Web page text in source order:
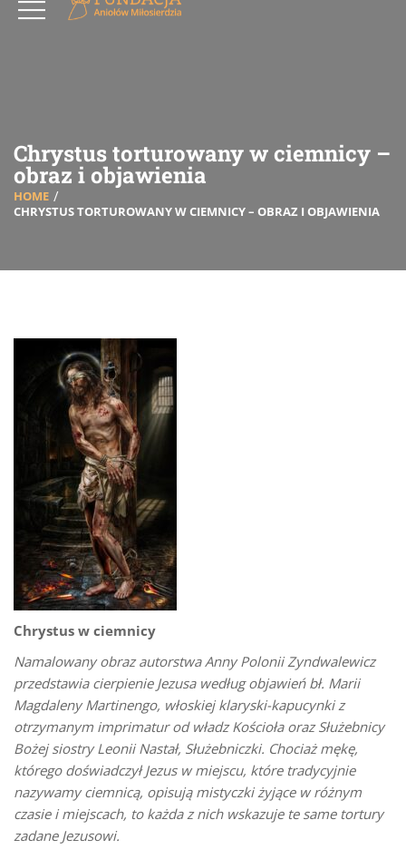
Chrystus torturowany w ciemnicy –
obraz i objawienia
HOME
CHRYSTUS TORTUROWANY W CIEMNICY – OBRAZ I OBJAWIENIA
Chrystus w ciemnicy
Namalowany obraz autorstwa Anny Polonii Zyndwalewicz
przedstawia cierpienie Jezusa według objawień bł. Marii
Magdaleny Martinengo, włoskiej klaryski-kapucynki z
otrzymanym imprimatur od władz Kościoła oraz Służebnicy
Bożej siostry Leonii Nastał, Służebniczki. Chociaż mękę,
którego doświadczył Jezus w miejscu, które tradycyjnie
nazywamy ciemnicą, opisują mistyczki żyjące w różnym
czasie i miejscach, to każda z nich wskazuje te same tortury
zadane Jezusowi.